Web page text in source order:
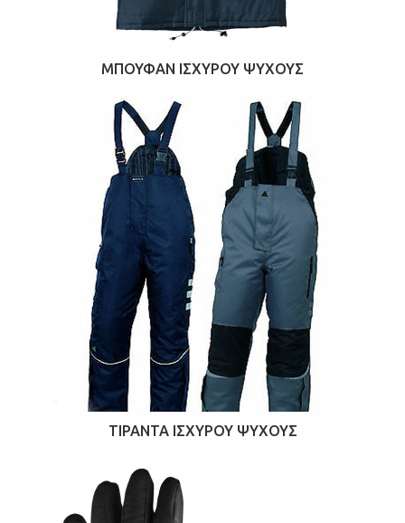
ΜΠΟΥΦΆΝ ΙΣΧΥΡΟΎ ΨΎΧΟΥΣ
ΤΙΡΆΝΤΑ ΙΣΧΥΡΟΎ ΨΎΧΟΥΣ